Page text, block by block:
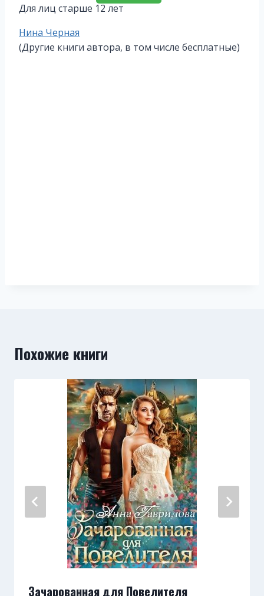
Для лиц старше 12 лет
Метки
записи:
Нина Черная
(Другие книги автора, в том числе бесплатные)
Похожие книги
Зачарованная для Повелителя